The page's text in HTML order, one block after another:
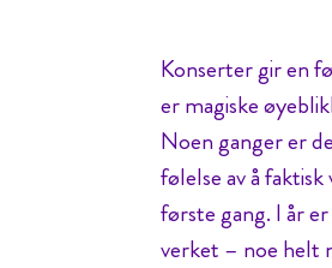
Konserter gir en
er magiske
Noen ganger er
følelse av å
første gang. I år
verket – noe helt